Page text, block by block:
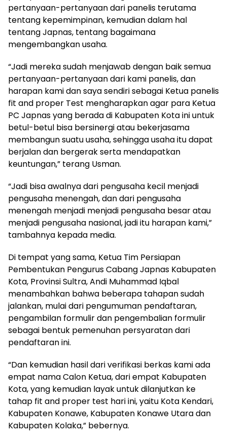
pertanyaan-pertanyaan dari panelis terutama
tentang kepemimpinan, kemudian dalam hal
tentang Japnas, tentang bagaimana
mengembangkan usaha.
“Jadi mereka sudah menjawab dengan baik semua
pertanyaan-pertanyaan dari kami panelis, dan
harapan kami dan saya sendiri sebagai Ketua panelis
fit and proper Test mengharapkan agar para Ketua
PC Japnas yang berada di Kabupaten Kota ini untuk
betul-betul bisa bersinergi atau bekerjasama
membangun suatu usaha, sehingga usaha itu dapat
berjalan dan bergerak serta mendapatkan
keuntungan,” terang Usman.
“Jadi bisa awalnya dari pengusaha kecil menjadi
pengusaha menengah, dan dari pengusaha
menengah menjadi menjadi pengusaha besar atau
menjadi pengusaha nasional, jadi itu harapan kami,”
tambahnya kepada media.
Di tempat yang sama, Ketua Tim Persiapan
Pembentukan Pengurus Cabang Japnas Kabupaten
Kota, Provinsi Sultra, Andi Muhammad Iqbal
menambahkan bahwa beberapa tahapan sudah
jalankan, mulai dari pengumuman pendaftaran,
pengambilan formulir dan pengembalian formulir
sebagai bentuk pemenuhan persyaratan dari
pendaftaran ini.
“Dan kemudian hasil dari verifikasi berkas kami ada
empat nama Calon Ketua, dari empat Kabupaten
Kota, yang kemudian layak untuk dilanjutkan ke
tahap fit and proper test hari ini, yaitu Kota Kendari,
Kabupaten Konawe, Kabupaten Konawe Utara dan
Kabupaten Kolaka,” bebernya.